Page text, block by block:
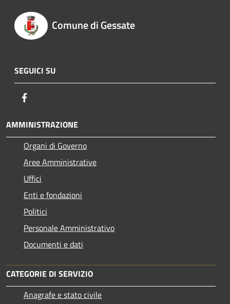
Comune di Gessate
SEGUICI SU
AMMINISTRAZIONE
Organi di Governo
Aree Amministrative
Uffici
Enti e fondazioni
Politici
Personale Amministrativo
Documenti e dati
CATEGORIE DI SERVIZIO
Anagrafe e stato civile